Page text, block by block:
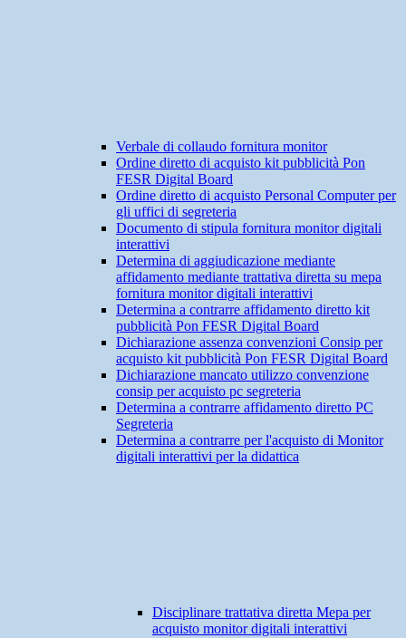
Verbale di collaudo fornitura monitor
Ordine diretto di acquisto kit pubblicità Pon
FESR Digital Board
Ordine diretto di acquisto Personal Computer per
gli uffici di segreteria
Documento di stipula fornitura monitor digitali
interattivi
Determina di aggiudicazione mediante
affidamento mediante trattativa diretta su mepa
fornitura monitor digitali interattivi
Determina a contrarre affidamento diretto kit
pubblicità Pon FESR Digital Board
Dichiarazione assenza convenzioni Consip per
acquisto kit pubblicità Pon FESR Digital Board
Dichiarazione mancato utilizzo convenzione
consip per acquisto pc segreteria
Determina a contrarre affidamento diretto PC
Segreteria
Determina a contrarre per l'acquisto di Monitor
digitali interattivi per la didattica
Disciplinare trattativa diretta Mepa per
acquisto monitor digitali interattivi